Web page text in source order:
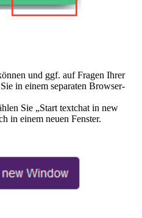
und ggf. auf Fragen Ihrer
in einem separaten Browser-
Sie „Start textchat in new
in einem neuen Fenster.